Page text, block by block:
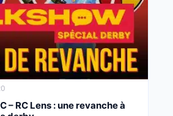
– RC Lens : une revanche à